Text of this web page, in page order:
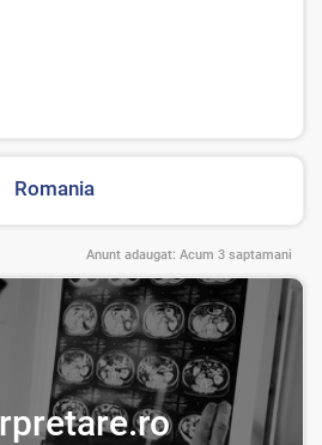
Romania
Anunt adaugat: Acum 3 saptamani